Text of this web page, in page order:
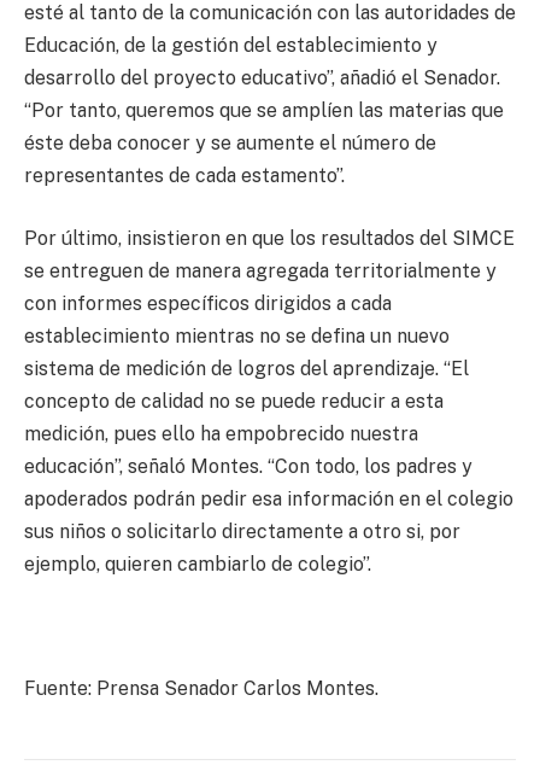
esté al tanto de la comunicación con las autoridades de
Educación, de la gestión del establecimiento y
desarrollo del proyecto educativo”, añadió el Senador.
“Por tanto, queremos que se amplíen las materias que
éste deba conocer y se aumente el número de
representantes de cada estamento”.
Por último, insistieron en que los resultados del SIMCE
se entreguen de manera agregada territorialmente y
con informes específicos dirigidos a cada
establecimiento mientras no se defina un nuevo
sistema de medición de logros del aprendizaje. “El
concepto de calidad no se puede reducir a esta
medición, pues ello ha empobrecido nuestra
educación”, señaló Montes. “Con todo, los padres y
apoderados podrán pedir esa información en el colegio
sus niños o solicitarlo directamente a otro si, por
ejemplo, quieren cambiarlo de colegio”.
Fuente: Prensa Senador Carlos Montes.